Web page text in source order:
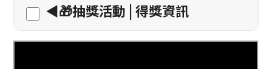
◀️🎁抽獎活動 | 得獎資訊